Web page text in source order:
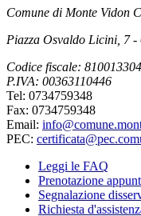
Comune di Monte Vidon
Piazza Osvaldo Licini, 7
Codice fiscale:
P.IVA: 00363110446
Tel: 0734759348
Fax: 0734759348
Email:
PEC:
Leggi le FAQ
Prenotazione
Segnalazione
Richiesta